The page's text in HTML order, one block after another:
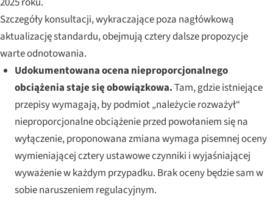
Szczegóły konsultacji, wykraczające poza nagłówkową
aktualizację standardu, obejmują cztery dalsze propozycje
warte odnotowania.
Udokumentowana ocena nieproporcjonalnego
obciążenia staje się obowiązkowa.Tam, gdzie istniejące
przepisy wymagają, by podmiot „należycie rozważył“
nieproporcjonalne obciążenie przed powołaniem się na
wyłączenie, proponowana zmiana wymaga pisemnej oceny
wymieniającej cztery ustawowe czynniki i wyjaśniającej
wyważenie w każdym przypadku. Brak oceny będzie sam w
sobie naruszeniem regulacyjnym.